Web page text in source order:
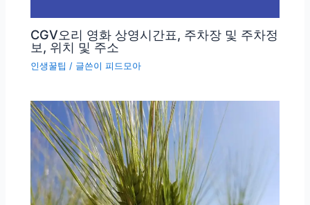
CGV오리 영화 상영시간표, 주차장 및 주차정
보, 위치 및 주소
인생꿀팁 / 글쓴이피드모아